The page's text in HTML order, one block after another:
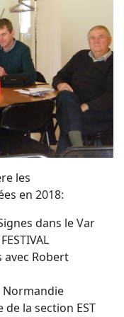
les
en 2018:
dans le Var
avec Robert
Normandie
la section EST